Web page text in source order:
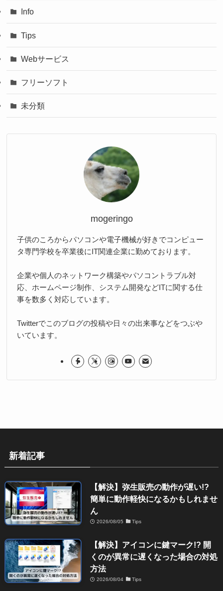
Info
Tips
Webサービス
フリーソフト
未分類
mogeringo
子供のころからパソコンや電子機械が好きでコンピュー
タ専門学校を卒業後にIT関連企業に勤めております。
企業や個人のネットワーク構築やパソコントラブル対
応、ホームページ制作、システム開発などITに関する仕
事を数多く対応しています。
Twitterでこのブログの投稿や日々の出来事などをつぶや
いています。
新着記事
【解決】弥生販売の動作が遅い!?
簡単に動作軽快になるかもしれませ
ん
2026/08/05 Tips
【解決】アイコンに鍵マーク!? 開
くのが異常に遅くなった場合の対処
方法
2026/08/04 Tips